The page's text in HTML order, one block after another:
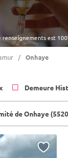
renseignements est
Onhaye
Demeure
de Onhaye